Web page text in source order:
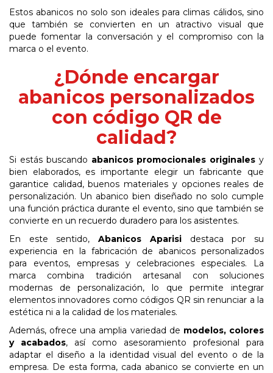
Estos abanicos no solo son ideales para climas cálidos, sino
que
también se convierten en
un atractivo visual que
puede fomentar la conversación y el compromiso con la
marca o el evento.
¿Dónde encargar
abanicos personalizados
con código QR de
calidad?
Si estás buscando abanicos promocionales originales y
bien elaborados, es importante elegir un fabricante que
garantice calidad, buenos materiales y opciones reales de
personalización. Un abanico bien diseñado no solo cumple
una función práctica durante el evento, sino que también se
convierte en un recuerdo duradero para los asistentes.
En este sentido,Abanicos Aparisidestaca por su
experiencia en la fabricación de abanicos personalizados
para eventos, empresas y celebraciones especiales. La
marca combina tradición artesanal con soluciones
modernas de personalización, lo que permite integrar
elementos innovadores como códigos QR sin renunciar a la
estética ni a la calidad de los materiales.
Además, ofrece una amplia variedad de modelos, colores
y acabados, así como asesoramiento profesional para
adaptar el diseño a la identidad visual del evento o de la
empresa. De esta forma, cada abanico se convierte en un